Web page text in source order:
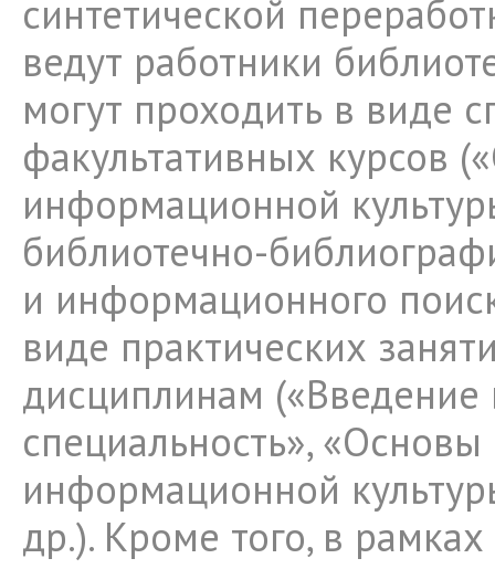
синтетической
ведут работники
могут проходить в виде
факультативных курсов
информационной
библиотечно-
и информационного
виде практических
дисциплинам («Введение
специальность», «Основы
информационной
др.). Кроме того, в